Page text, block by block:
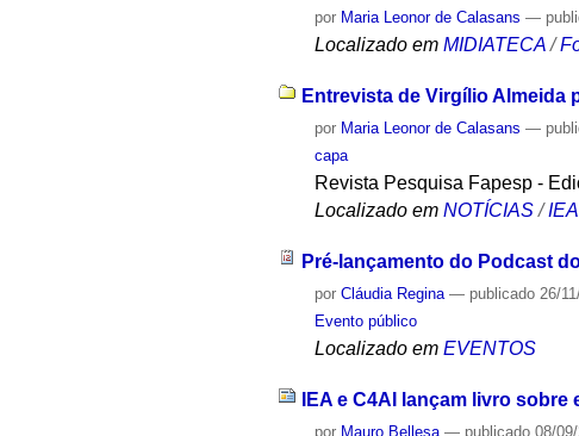
por Maria Leonor de Calasans —
Localizado em MIDIATECA /
Entrevista de Virgílio Almeida
por Maria Leonor de Calasans —
capa
Revista Pesquisa Fapesp -
Localizado em NOTÍCIAS /
Pré-lançamento do Podcast
porCláudia Regina — publicado 26/
Evento público
Localizado em EVENTOS
IEA e C4AI lançam livro
por Mauro Bellesa — publicado 08/